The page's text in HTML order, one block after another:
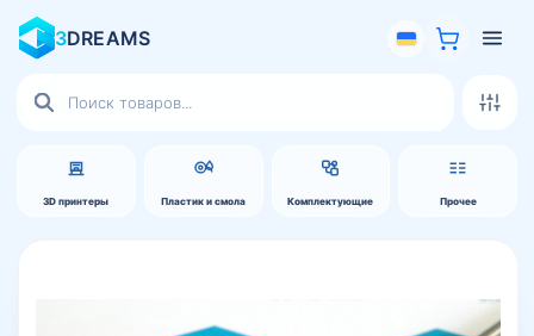
3DREAMS
3D принтеры Пластик и смола Комплектующие Прочее
товаров